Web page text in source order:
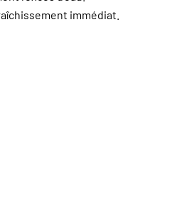
immédiat.